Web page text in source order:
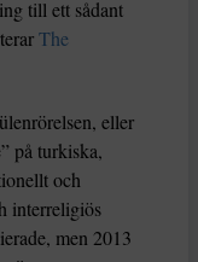
till ett sådant
The
eller
på turkiska,
och
interreligiös
men 2013